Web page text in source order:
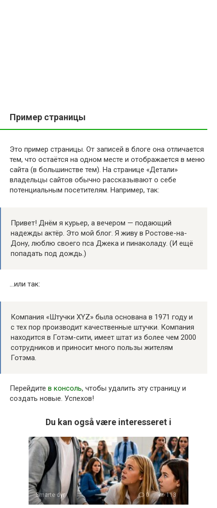
Пример страницы
Это пример страницы. От записей в блоге она отличается
тем, что остаётся на одном месте и отображается в меню
сайта (в большинстве тем). На странице «Детали»
владельцы сайтов обычно рассказывают о себе
потенциальным посетителям. Например, так:
Привет! Днём я курьер, а вечером — подающий
надежды актёр. Это мой блог. Я живу в Ростове-на-
Дону, люблю своего пса Джека и пинаколаду. (И ещё
попадать под дождь.)
…или так:
Компания «Штучки XYZ» была основана в 1971 году и
с тех пор производит качественные штучки. Компания
находится в Готэм-сити, имеет штат из более чем 2000
сотрудников и приносит много пользы жителям
Готэма.
Перейдите в консоль, чтобы удалить эту страницу и
создать новые. Успехов!
Du kan også være interesseret i
Smarte dyr 0 113